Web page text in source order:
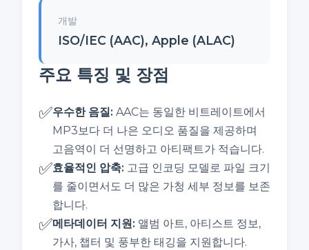
개발
ISO/IEC (AAC), Apple (ALAC)
주요 특징 및 장점
✅우수한 음질: AAC는 동일한 비트레이트에서
MP3보다 더 나은 오디오 품질을 제공하며
고음역이 더 선명하고 아티팩트가 적습니다.
✅효율적인 압축: 고급 인코딩 모델로 파일 크기
를 줄이면서도 더 많은 가청 세부 정보를 보존
합니다.
✅메타데이터 지원: 앨범 아트, 아티스트 정보,
가사, 챕터 및 풍부한 태깅을 지원합니다.